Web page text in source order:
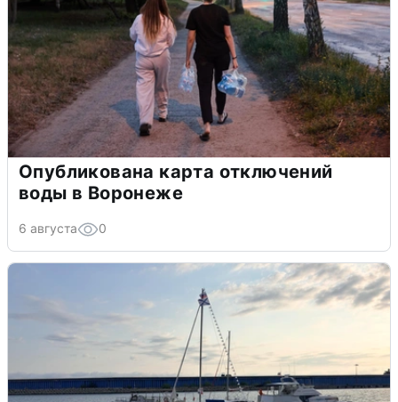
Опубликована карта отключений
воды в Воронеже
6 августа 0